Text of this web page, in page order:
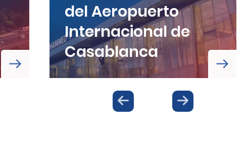
del Aeropuerto
Internacional de
Casablanca